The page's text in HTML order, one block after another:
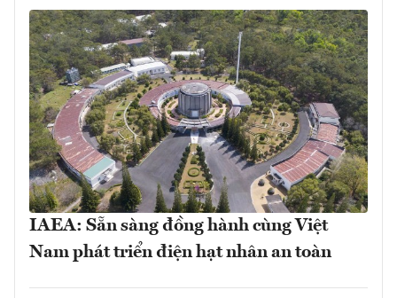
IAEA: Sẵn sàng đồng hành cùng Việt
Nam phát triển điện hạt nhân an toàn